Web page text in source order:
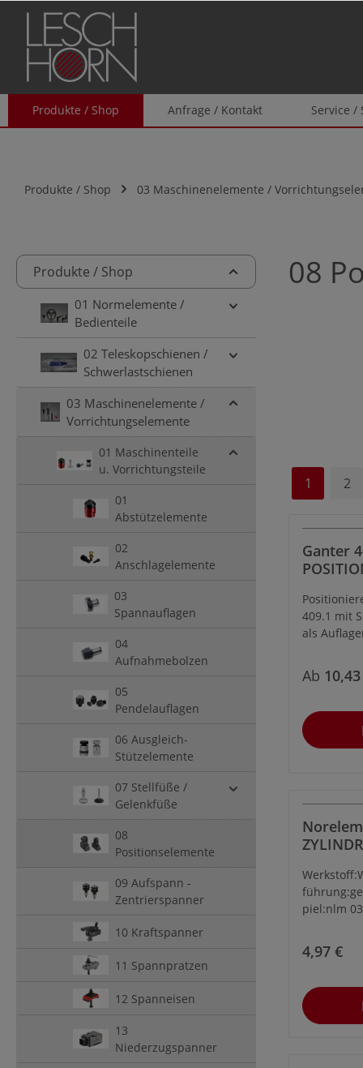
Zur Hauptnavigation springen
Produkte / Shop Anfrage / Kontakt Service /
Produkte / Shop 03 Maschinenelemente /
Produkte / Shop
01 Normelemente /
Bedienteile
02 Teleskopschienen /
Schwerlastschienen
03 Maschinenelemente /
Vorrichtungselemente
01 Maschinenteile
u. Vorrichtungsteile
01
Abstützelemente
02
Anschlagelemente
03
Spannauflagen
04
Aufnahmebolzen
05
Pendelauflagen
06 Ausgleich-
Stützelemente
07 Stellfüße /
Gelenkfüße
08
Positionselemente
09 Aufspann -
Zentrierspanner
10 Kraftspanner
11 Spannpratzen
12 Spanneisen
13
Niederzugspanner
08
1 2
Ganter
409.1 mit
als
Ab
D1=8,5,
piel:nlm
Zentrierung.
4,97 €